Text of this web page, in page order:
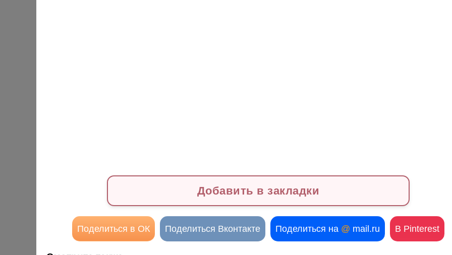
Добавить в закладки
Поделиться в ОК Поделиться Вконтакте Поделиться на @ mail.ru В Pinterest